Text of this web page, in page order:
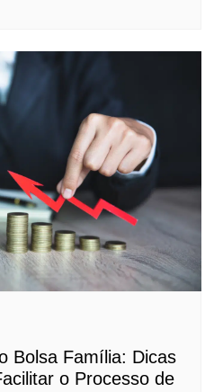
Bolsa Família: Dicas
o Processo de